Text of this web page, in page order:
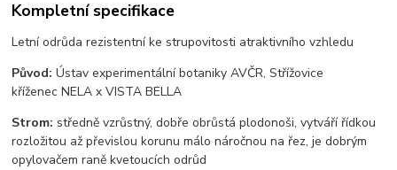
Kompletní specifikace
Letní odrůda rezistentní ke strupovitosti atraktivního vzhledu
Původ: Ústav experimentální botaniky AVČR, Střížovice
kříženec NELA x VISTA BELLA
Strom: středně vzrůstný, dobře obrůstá plodonoši, vytváří řídkou
rozložitou až převislou korunu málo náročnou na řez, je dobrým
opylovačem raně kvetoucích odrůd